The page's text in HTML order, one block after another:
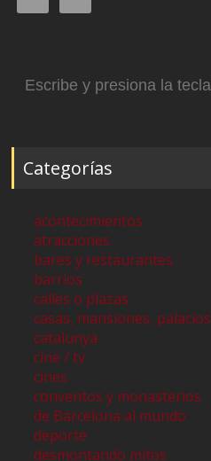
Categorías
acontecimientos
atracciones
bares y restaurantes
barrios
calles o plazas
casas, mansiones, palacios
catalunya
cine / tv
cines
conventos y monasterios
de Barcelona al mundo
deporte
desmontando mitos